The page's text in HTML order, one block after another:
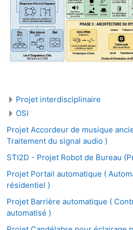
Projet interdisciplinaire
OSI
Projet Accordeur de musique
Traitement du signal audio )
STI2D - Projet Robot de Bureau
Projet Portail automatique (
résidentiel )
Projet Barrière automatique (
automatisé )